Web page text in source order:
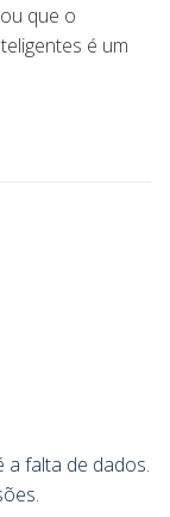
que o
é um
a falta de dados.